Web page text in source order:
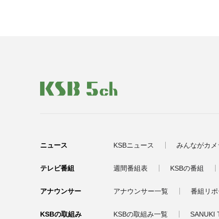
ニュース KSBニュース みんながカ
テレビ番組 週間番組表 KSBの番組
アナウンサー アナウンサー一覧 番組リ
KSBの取組み KSBの取組み一覧 SANUKI